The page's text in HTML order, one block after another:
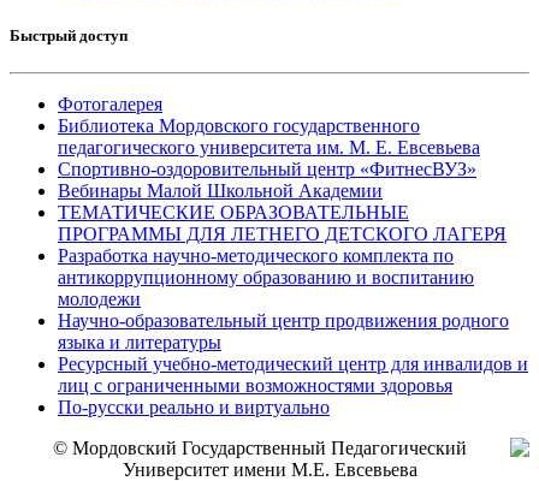
Быстрый доступ
Фотогалерея
Библиотека Мордовского государственного
педагогического университета им. М. Е. Евсевьева
Спортивно-оздоровительный центр «ФитнесВУЗ»
Вебинары Малой Школьной Академии
ТЕМАТИЧЕСКИЕ ОБРАЗОВАТЕЛЬНЫЕ
ПРОГРАММЫ ДЛЯ ЛЕТНЕГО ДЕТСКОГО ЛАГЕРЯ
Разработка научно-методического комплекта по
антикоррупционному образованию и воспитанию
молодежи
Научно-образовательный центр продвижения родного
языка и литературы
Ресурсный учебно-методический центр для инвалидов и
лиц с ограниченными возможностями здоровья
По-русски реально и виртуально
© Мордовский Государственный Педагогический
Университет имени М.Е. Евсевьева